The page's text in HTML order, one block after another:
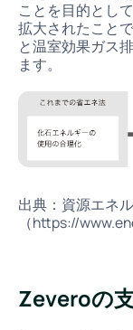
ことを目的とし
拡大されたこと
と温室効果ガス
ます。
出典：資源エネ
（https://
Zeveroの